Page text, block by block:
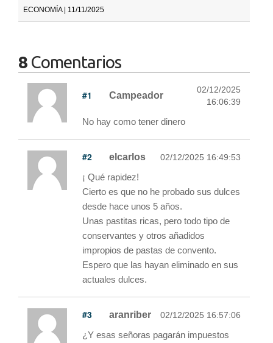
ECONOMÍA | 11/11/2025
8 Comentarios
#1 Campeador
02/12/2025
16:06:39
No hay como tener dinero
#2 elcarlos 02/12/2025 16:49:53
¡ Qué rapidez!
Cierto es que no he probado sus dulces
desde hace unos 5 años.
Unas pastitas ricas, pero todo tipo de
conservantes y otros añadidos
impropios de pastas de convento.
Espero que las hayan eliminado en sus
actuales dulces.
#3 aranriber 02/12/2025 16:57:06
¿Y esas señoras pagarán impuestos